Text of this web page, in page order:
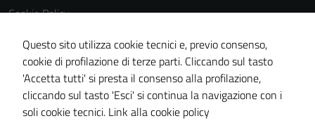
Cookie Policy
Note legali
Dichiarazione di accessibilità
Piano di miglioramento del sito
Statistiche sito web
Questo sito utilizza cookie tecnici e, previo consenso,
cookie di profilazione di terze parti. Cliccando sul tasto
'Accetta tutti' si presta il consenso alla profilazione,
cliccando sul tasto 'Esci' si continua la navigazione con i
soli cookie tecnici. Link alla cookie policy